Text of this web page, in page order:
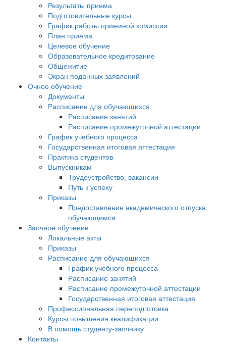
Результаты приема
Подготовительные курсы
График работы приемной комиссии
План приема
Целевое обучение
Образовательное кредитование
Общежитие
Экран поданных заявлений
Очное обучение
Документы
Расписание для обучающихся
Расписание занятий
Расписание промежуточной аттестации
График учебного процесса
Государственная итоговая аттестация
Практика студентов
Выпускникам
Трудоустройство, вакансии
Путь к успеху
Приказы
Предоставление академического отпуска
обучающимся
Заочное обучение
Локальные акты
Приказы
Расписание для обучающихся
График учебного процесса
Расписание занятий
Расписание промежуточной аттестации
Государственная итоговая аттестация
Профессиональная переподготовка
Курсы повышения квалификации
В помощь студенту-заочнику
Контакты